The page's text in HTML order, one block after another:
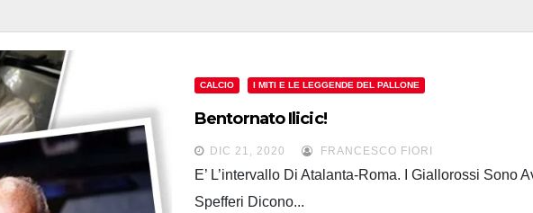
CALCIO I MITI E LE LEGGENDE DEL PALLONE
Bentornato Ilicic!
DIC 21, 2020 FRANCESCO FIORI
E’ L’intervallo Di Atalanta-Roma. I Giallorossi Sono
Spefferi Dicono...